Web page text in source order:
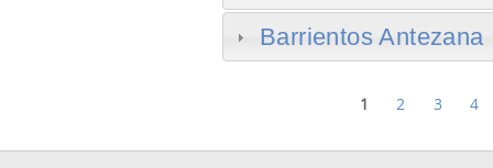
Barrientos Antezana
1
2 3 4